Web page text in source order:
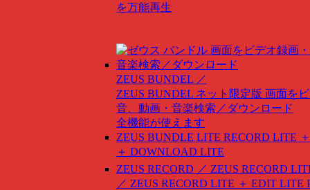
を万能再生
ZEUS BUNDEL ／
ZEUS BUNDEL ネット限定版 画面を
音、動画・音楽検索／ダウンロード
全機能が使えます
ZEUS BUNDLE LITE RECORD LITE
＋ DOWNLOAD LITE
ZEUS RECORD ／ ZEUS RECORD
／ ZEUS RECORD LITE ＋ EDIT LITE